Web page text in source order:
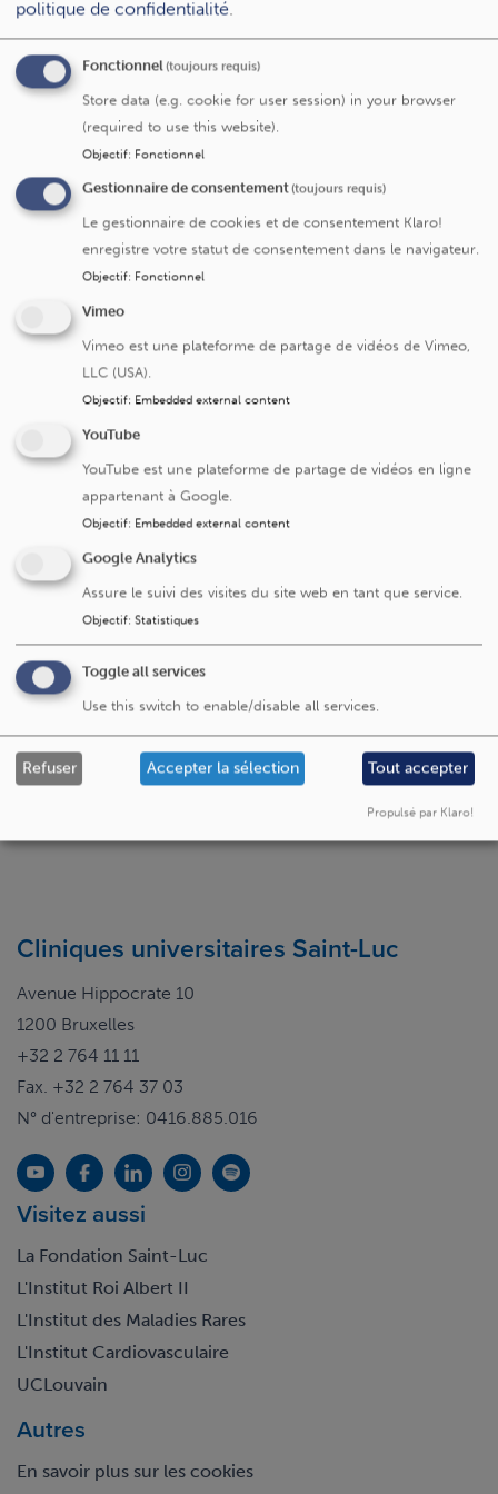
Cliniques universitaires Saint-Luc en collaboration avec
19h30(introduction à 19h):
sensibilisation
l’association de patientesToi Mon Endo (Auditoire
Maisin - auditoires de l'UCLouvain Bruxelles).
Rencontre et échanges avec les équipes et les
patientes.
20h30 : Visite de l’unité FIV et de la salle d’opération.
Inscription souhaitée pour la projection du film et la
magali.alsteen@saintluc.uclouvain.be
Derniers événements
Dernières actus
Bientôt parents : une formation pour préparer
sereinement l'arrivée de votre bébé
de nos experts dans un podcast
Le suivi de grossesse désormais possible à
Schaerbeek (quartier Diamant)
Première en Europe : opération inédite pour
l’épilepsie réfractaire
centre d'excellence international
Cliniques universitaires Saint-Luc
Avenue Hippocrate 10
1200 Bruxelles
+32 2 764 11 11
Fax. +32 2 764 37 03
N° d'entreprise: 0416.885.016
Visitez aussi
La Fondation Saint-Luc
L'Institut Roi Albert II
L'Institut des Maladies Rares
L'Institut Cardiovasculaire
UCLouvain
Autres
En savoir plus sur les cookies
politique de confidentialité.
Fonctionnel(toujours requis)
Store data (e.g. cookie for user session) in your browser
(required to use this website).
Objectif: Fonctionnel
Gestionnaire de consentement(toujours requis)
Le gestionnaire de cookies et de consentement Klaro!
enregistre votre statut de consentement dans le navigateur.
Objectif: Fonctionnel
Vimeo
Vimeo est une plateforme de partage de vidéos de Vimeo,
LLC (USA).
Objectif: Embedded external content
YouTube
YouTube est une plateforme de partage de vidéos en ligne
appartenant à Google.
Objectif: Embedded external content
Google Analytics
Assure le suivi des visites du site web en tant que service.
Objectif: Statistiques
Toggle all services
Use this switch to enable/disable all services.
Refuser Accepter la sélection Tout accepter
Propulsé par Klaro!